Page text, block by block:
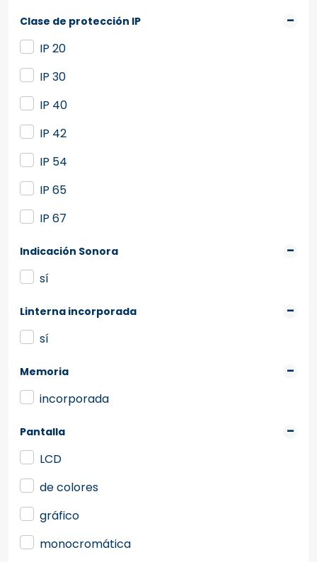
Clase de protección IP
IP 20
IP 30
IP 40
IP 42
IP 54
IP 65
IP 67
Indicación Sonora
sí
Linterna incorporada
sí
Memoria
incorporada
Pantalla
LCD
de colores
gráfico
monocromática